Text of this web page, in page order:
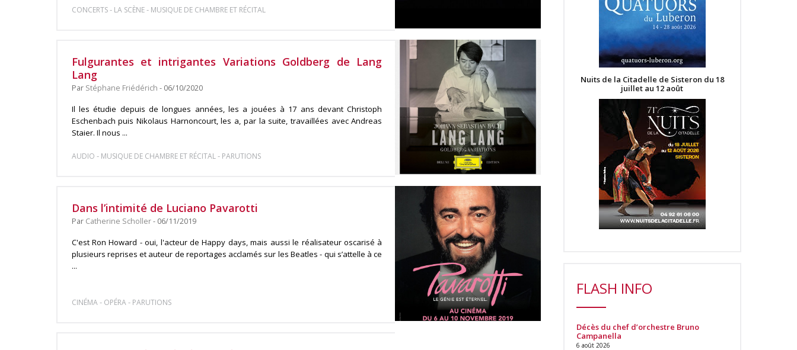
CONCERTS- LA SCÈNE- MUSIQUE DE CHAMBRE ET RÉCITAL
Fulgurantes et intrigantes Variations Goldberg de Lang
Lang
Par Stéphane Friédérich - 06/10/2020
Il les étudie depuis de longues années, les a jouées à 17 ans devant Christoph
Eschenbach puis Nikolaus Harnoncourt, les a, par la suite, travaillées avec Andreas
Staier. Il nous ...
AUDIO - MUSIQUE DE CHAMBRE ET RÉCITAL- PARUTIONS
Dans l’intimité de Luciano Pavarotti
Par Catherine Scholler- 06/11/2019
C'est Ron Howard - oui, l'acteur de Happy days, mais aussi le réalisateur oscarisé à
plusieurs reprises et auteur de reportages acclamés sur les Beatles - qui s’attelle à ce
...
CINÉMA- OPÉRA- PARUTIONS
Nuits de la Citadelle de Sisteron du 18
juillet au 12 août
FLASH INFO
Décès du chef d’orchestre Bruno
Campanella
6 août 2026